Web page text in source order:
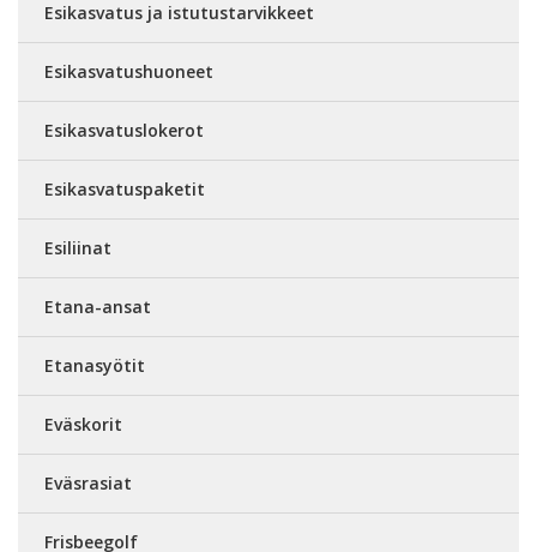
Esikasvatus ja istutustarvikkeet
Esikasvatushuoneet
Esikasvatuslokerot
Esikasvatuspaketit
Esiliinat
Etana-ansat
Etanasyötit
Eväskorit
Eväsrasiat
Frisbeegolf